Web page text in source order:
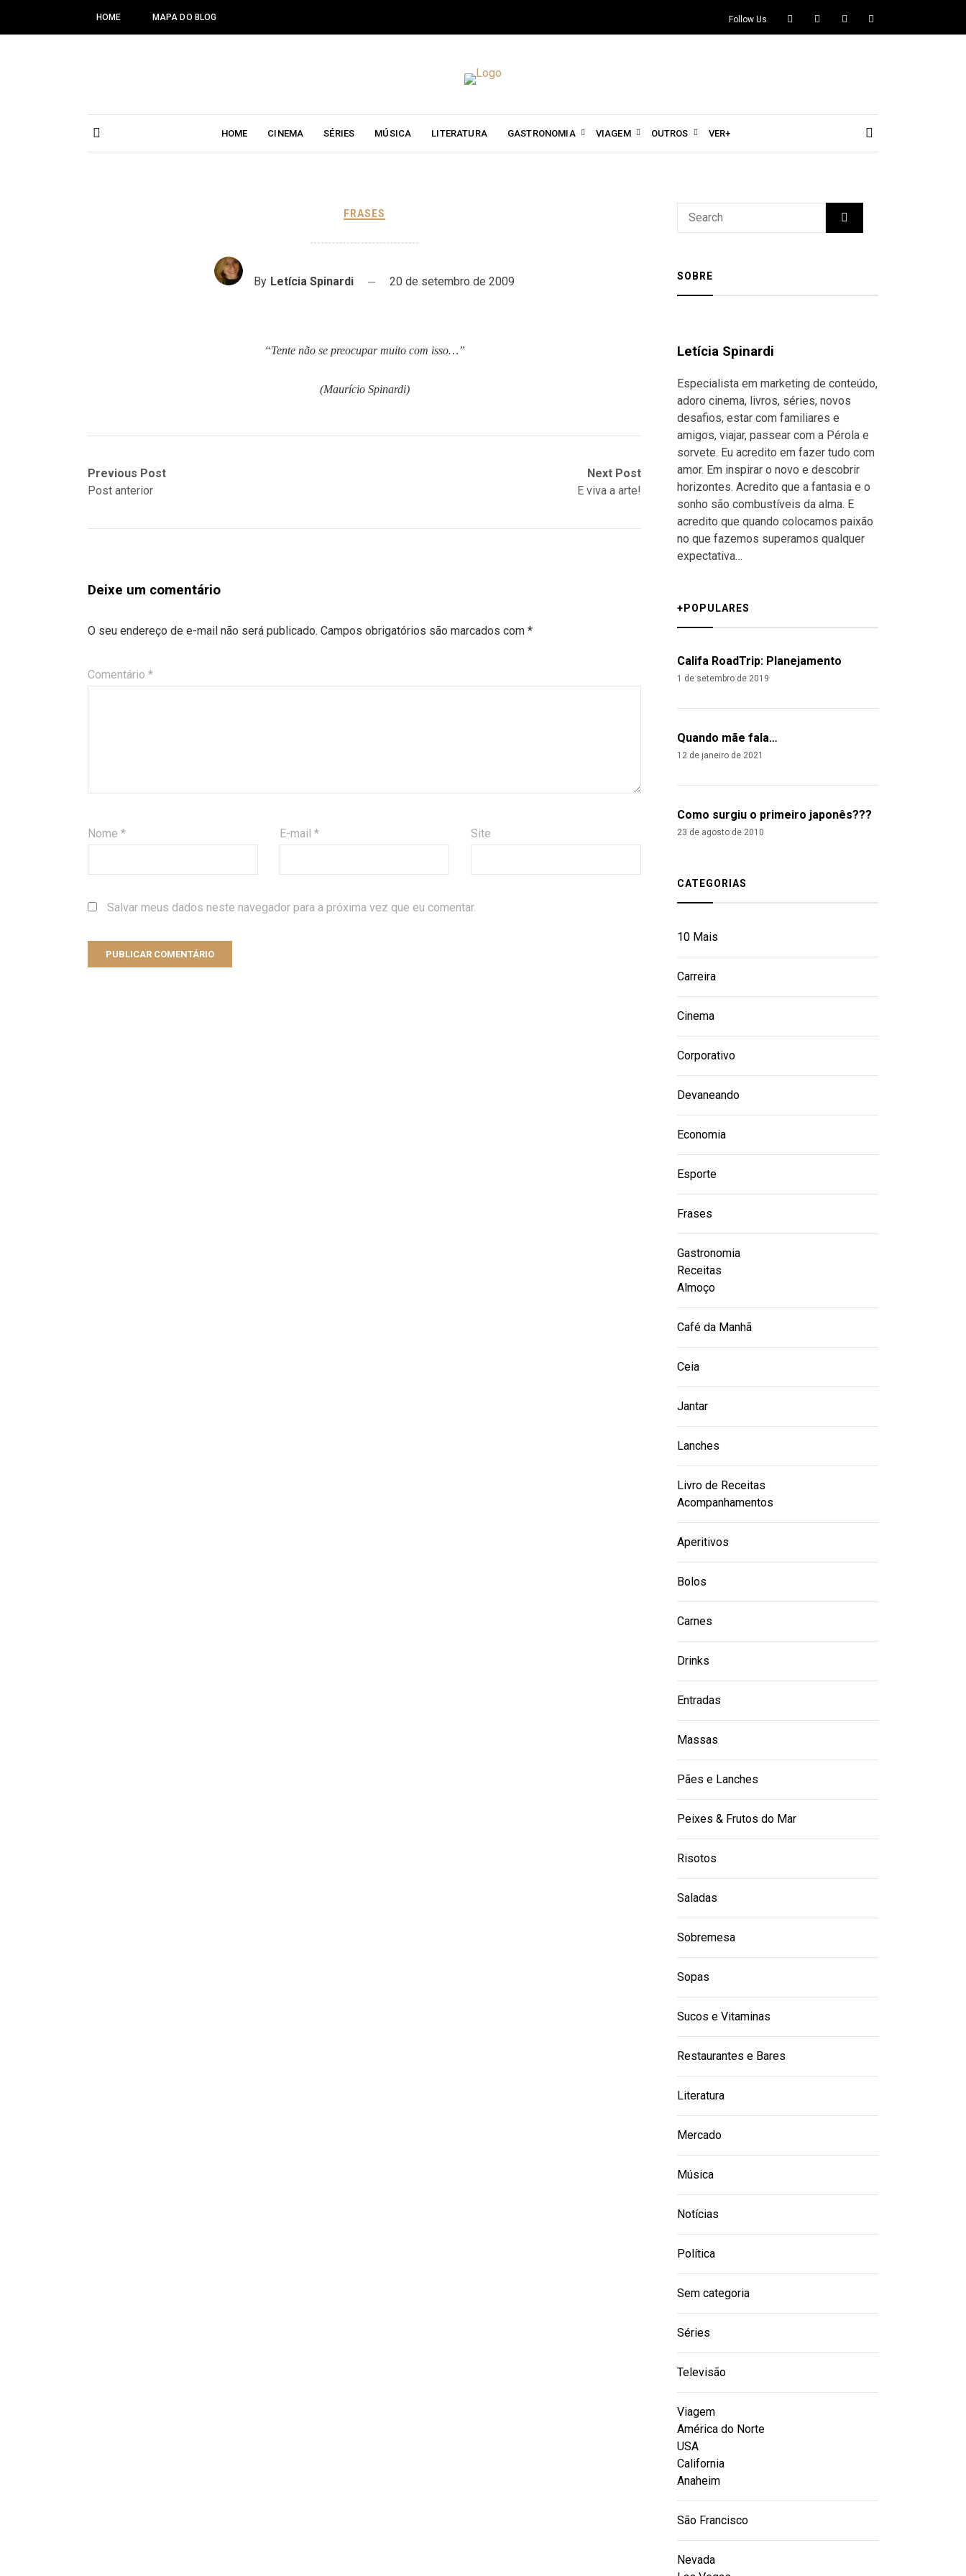
HOME MAPA DO BLOG Follow Us
HOME CINEMA SÉRIES MÚSICA LITERATURA GASTRONOMIA VIAGEM OUTROS VER+
FRASES
By Letícia Spinardi 20 de setembro de 2009
“Tente não se preocupar muito com isso…”
(Maurício Spinardi)
Previous Post
Post anterior
Next Post
E viva a arte!
Deixe um comentário
O seu endereço de e-mail não será publicado. Campos obrigatórios são marcados com *
Comentário *
Nome * E-mail * Site
Salvar meus dados neste navegador para a próxima vez que eu comentar.
SOBRE
Letícia Spinardi
Especialista em marketing de conteúdo,
adoro cinema, livros, séries, novos
desafios, estar com familiares e
amigos, viajar, passear com a Pérola e
sorvete. Eu acredito em fazer tudo com
amor. Em inspirar o novo e descobrir
horizontes. Acredito que a fantasia e o
sonho são combustíveis da alma. E
acredito que quando colocamos paixão
no que fazemos superamos qualquer
expectativa…
+POPULARES
Califa RoadTrip: Planejamento
1 de setembro de 2019
Quando mãe fala…
12 de janeiro de 2021
Como surgiu o primeiro japonês???
23 de agosto de 2010
CATEGORIAS
10 Mais
Carreira
Cinema
Corporativo
Devaneando
Economia
Esporte
Frases
Gastronomia
Receitas
Almoço
Café da Manhã
Ceia
Jantar
Lanches
Livro de Receitas
Acompanhamentos
Aperitivos
Bolos
Carnes
Drinks
Entradas
Massas
Pães e Lanches
Peixes & Frutos do Mar
Risotos
Saladas
Sobremesa
Sopas
Sucos e Vitaminas
Restaurantes e Bares
Literatura
Mercado
Música
Notícias
Política
Sem categoria
Séries
Televisão
Viagem
América do Norte
USA
California
Anaheim
São Francisco
Nevada